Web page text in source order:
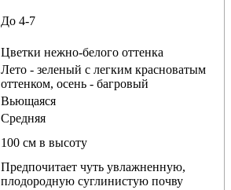
До 4-7
Цветки нежно-белого оттенка
Лето - зеленый с легким красноватым
оттенком, осень - багровый
Вьющаяся
Средняя
100 см в высоту
Предпочитает чуть увлажненную,
плодородную суглинистую почву